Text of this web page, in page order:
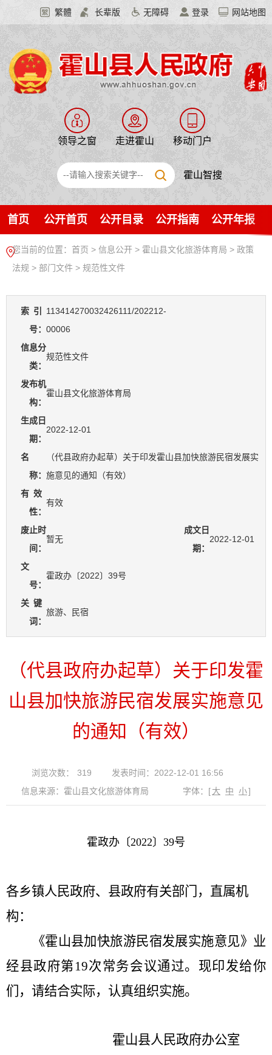
繁體 长辈版 无障碍 登录 网站地图
领导之窗 走进霍山 移动门户
霍山智搜
首页 公开首页 公开目录 公开指南 公开年报
您当前的位置： 首页 > 信息公开 > 霍山县文化旅游体育局 > 政策
法规 > 部门文件 > 规范性文件
索 引
号：
113414270032426111/202212-
00006
信息分
类：
规范性文件
发布机
构：
霍山县文化旅游体育局
生成日
期：
2022-12-01
名
称：
（代县政府办起草）关于印发霍山县加快旅游民宿发展实
施意见的通知（有效）
有 效
性：
有效
废止时
间：
暂无
成文日
期：
2022-12-01
文
号：
霍政办〔2022〕39号
关 键
词：
旅游、民宿
（代县政府办起草）关于印发霍
山县加快旅游民宿发展实施意见
的通知（有效）
浏览次数： 319
发表时间：2022-12-01 16:56
信息来源：霍山县文化旅游体育局
字体： [大 中 小]
霍政办〔2022〕 39号
各乡镇人民政府、县政府有关部门，直属机
构：
《霍山县加快旅游民宿发展实施意见》业
经县政府第 19次常务会议通过。现印发给你
们，请结合实际，认真组织实施。
霍山县人民政府办公室